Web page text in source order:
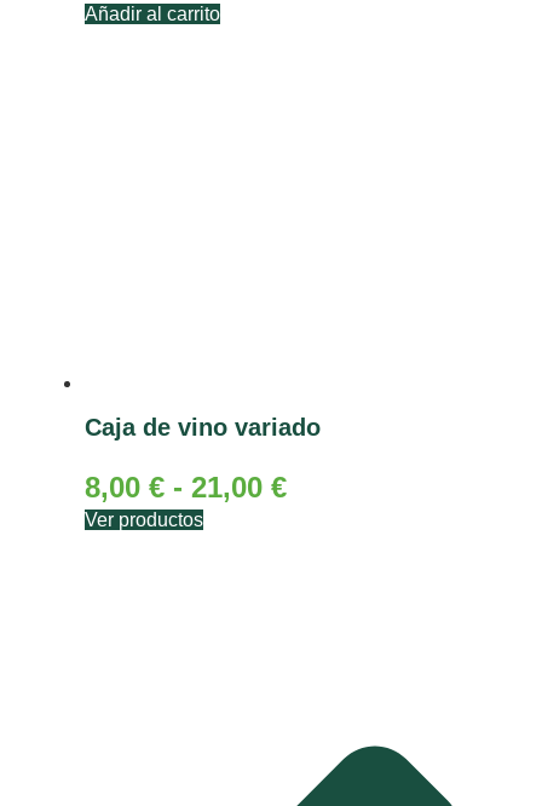
Añadir al carrito
Caja de vino variado
8,00 € - 21,00 €
Ver productos